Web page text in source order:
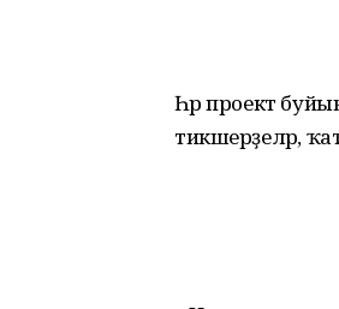
Һәр проект
тикшерҙеләр,